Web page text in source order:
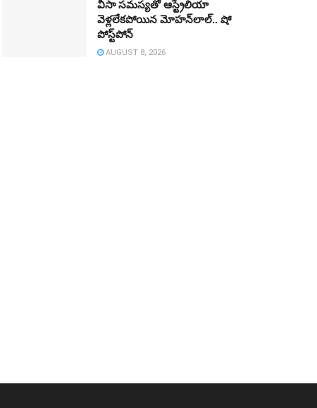
వీసా సమస్యతో ఆస్ట్రేలియా
వెళ్లలేకపోయిన మోహన్‌లాల్‌.. షో
పోస్ట్‌పోన్‌
AUGUST 8, 2026